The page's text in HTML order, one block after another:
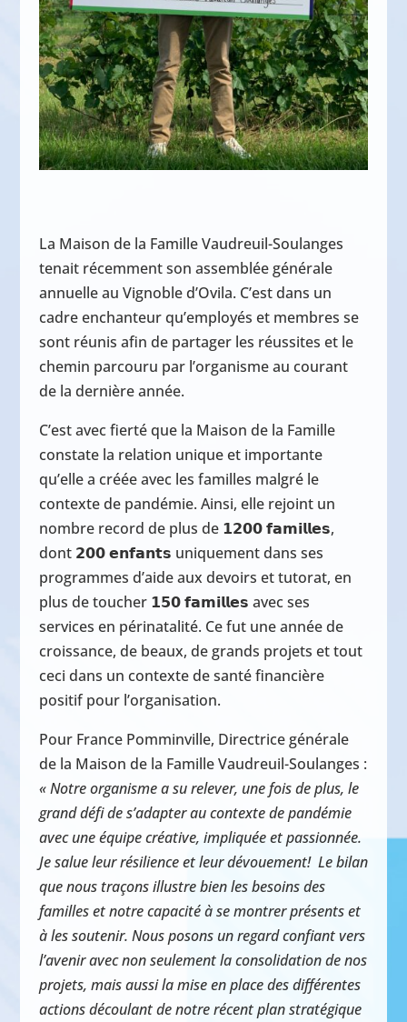
La Maison de la Famille Vaudreuil-Soulanges
tenait récemment son assemblée générale
annuelle au Vignoble d’Ovila. C’est dans un
cadre enchanteur qu’employés et membres se
sont réunis afin de partager les réussites et le
chemin parcouru par l’organisme au courant
de la dernière année.
C’est avec fierté que la Maison de la Famille
constate la relation unique et importante
qu’elle a créée avec les familles malgré le
contexte de pandémie. Ainsi, elle rejoint un
nombre record de plus de 𝟭𝟮𝟬𝟬 𝗳𝗮𝗺𝗶𝗹𝗹𝗲𝘀,
dont 𝟮𝟬𝟬 𝗲𝗻𝗳𝗮𝗻𝘁𝘀 uniquement dans ses
programmes d’aide aux devoirs et tutorat, en
plus de toucher 𝟭𝟱𝟬 𝗳𝗮𝗺𝗶𝗹𝗹𝗲𝘀 avec ses
services en périnatalité. Ce fut une année de
croissance, de beaux, de grands projets et tout
ceci dans un contexte de santé financière
positif pour l’organisation.
Pour France Pomminville, Directrice générale
de la Maison de la Famille Vaudreuil-Soulanges :
« Notre organisme a su relever, une fois de plus, le
grand défi de s’adapter au contexte de pandémie
avec une équipe créative, impliquée et passionnée.
Je salue leur résilience et leur dévouement! Le bilan
que nous traçons illustre bien les besoins des
familles et notre capacité à se montrer présents et
à les soutenir. Nous posons un regard confiant vers
l’avenir avec non seulement la consolidation de nos
projets, mais aussi la mise en place des différentes
actions découlant de notre récent plan stratégique